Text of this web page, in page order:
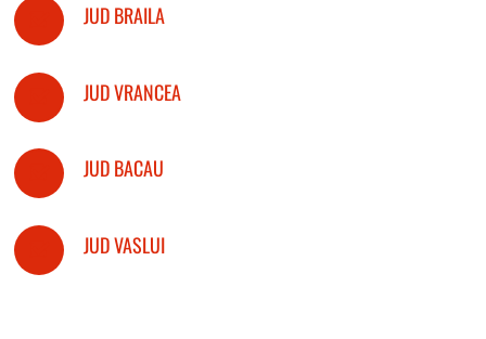
JUD BRAILA
JUD VRANCEA
JUD BACAU
JUD VASLUI